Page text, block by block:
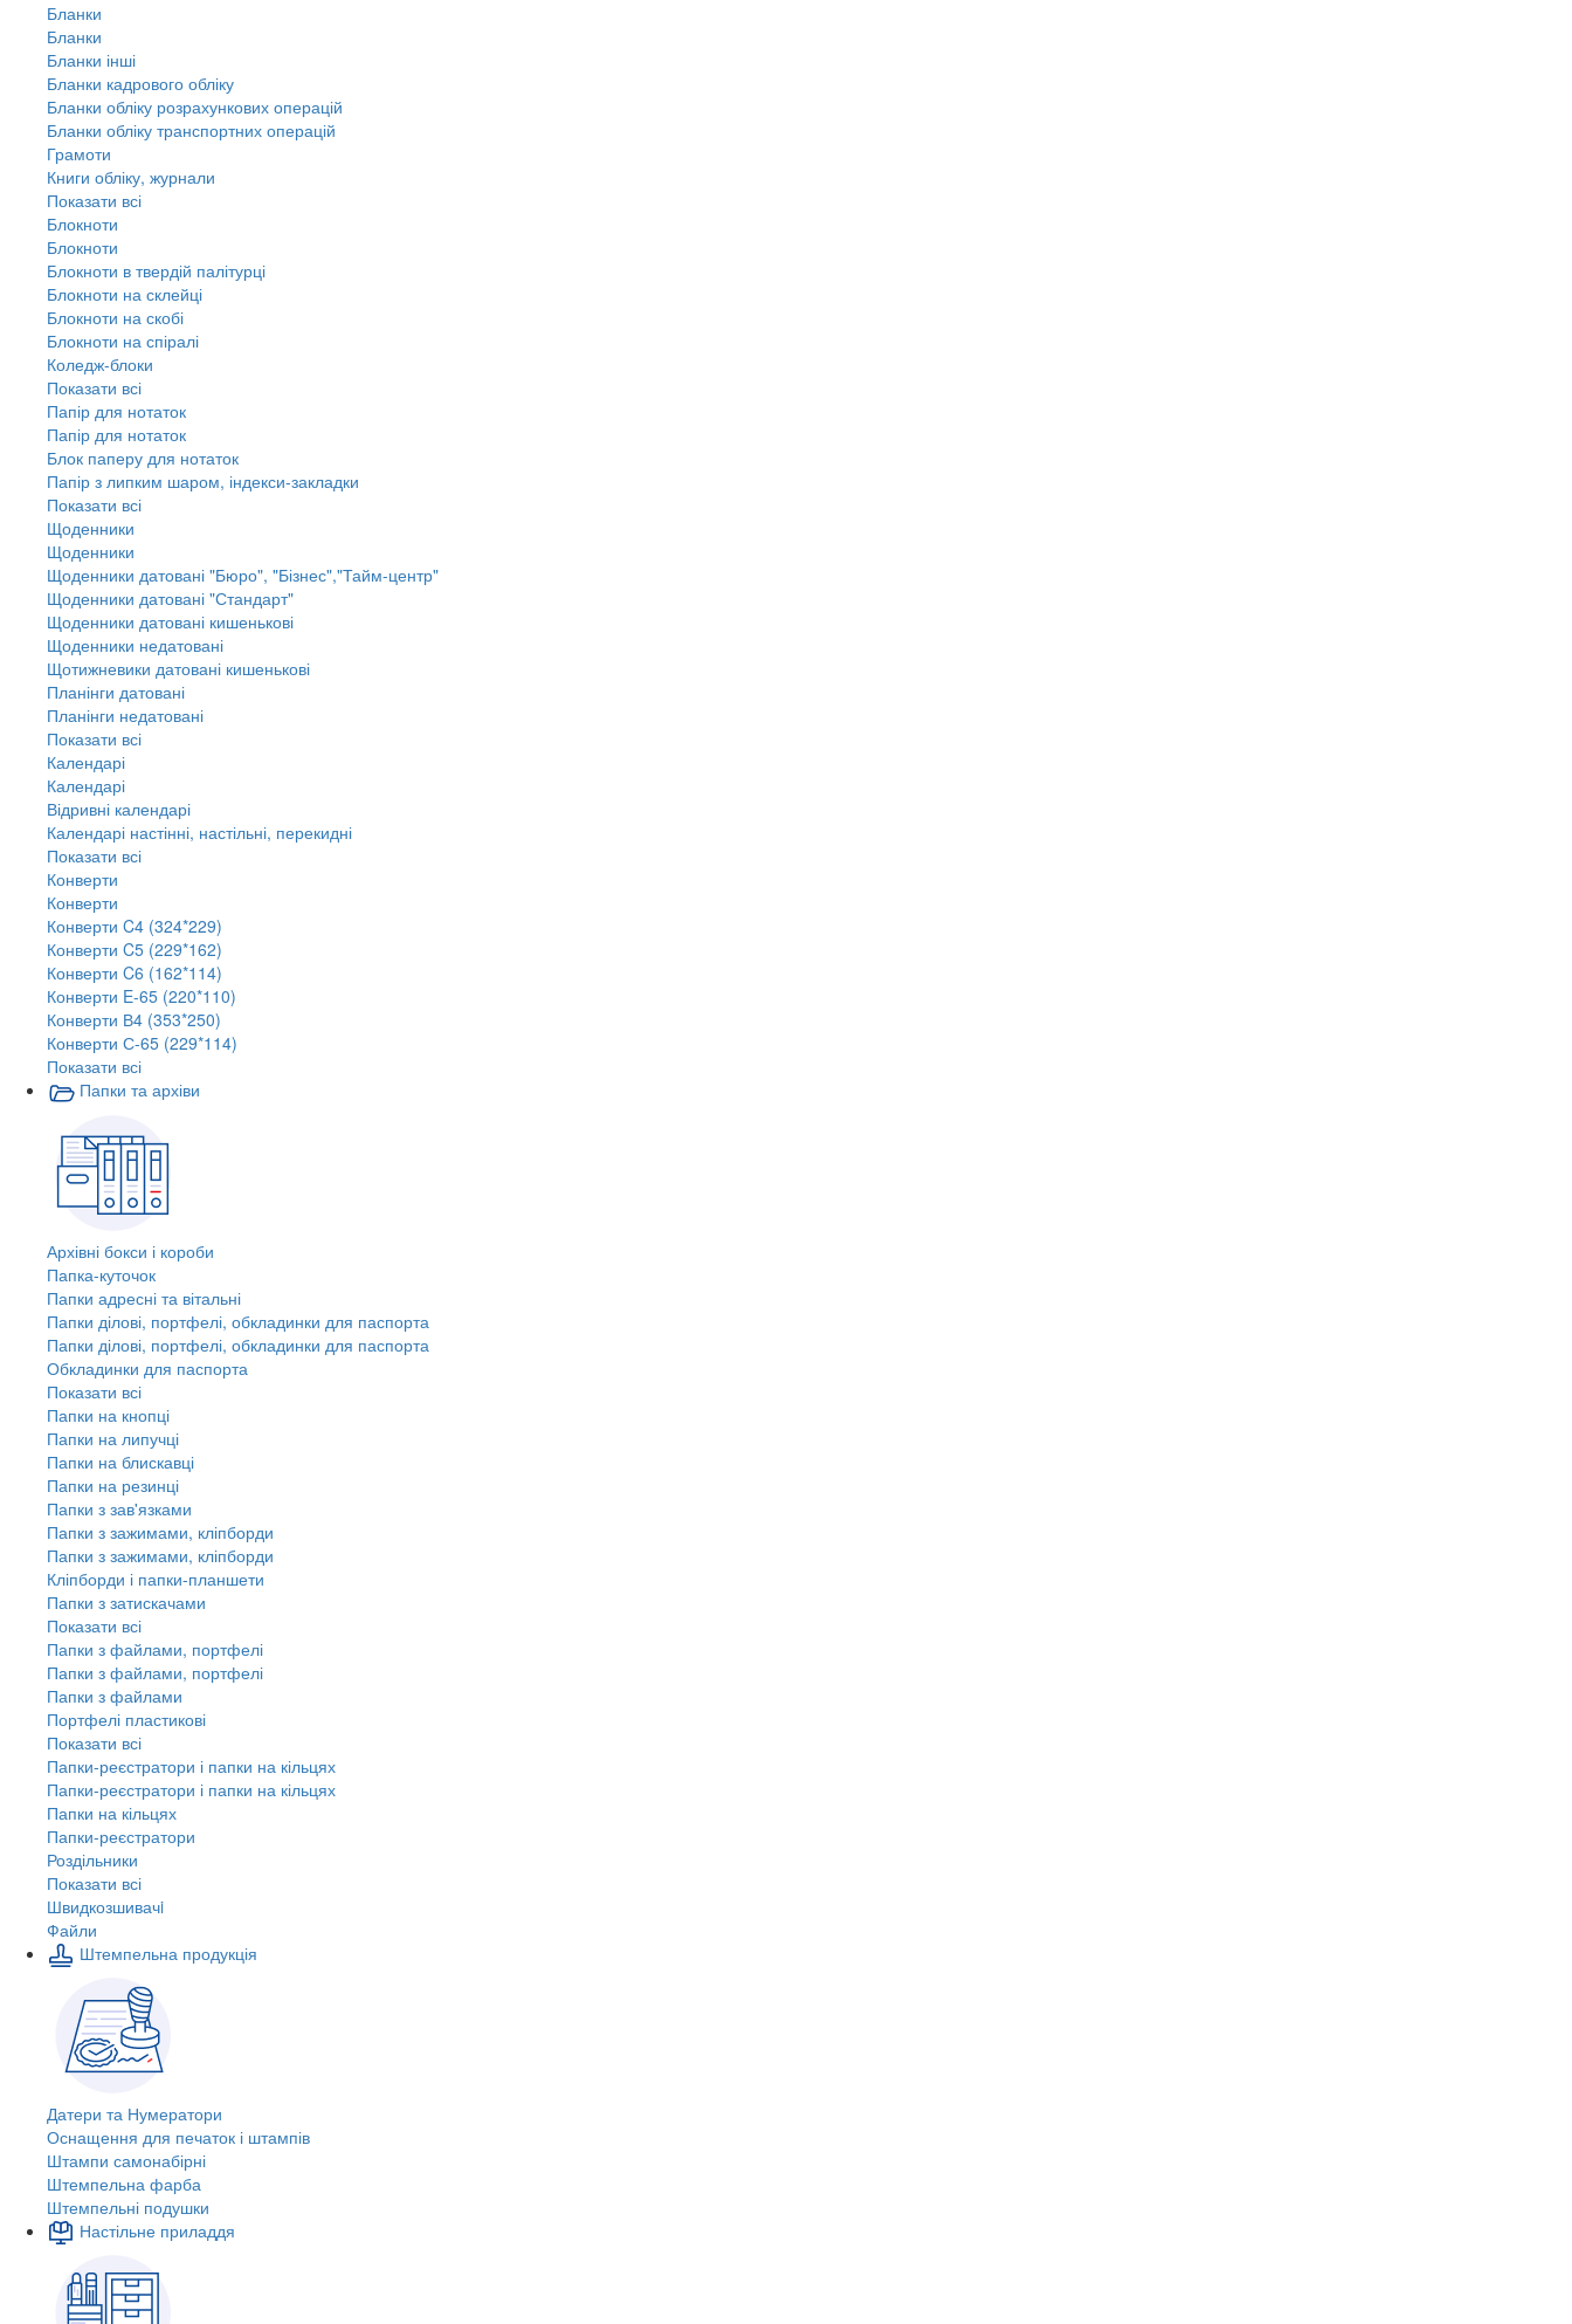
Бланки
Бланки
Бланки інші
Бланки кадрового обліку
Бланки обліку розрахункових операцій
Бланки обліку транспортних операцій
Грамоти
Книги обліку, журнали
Показати всі
Блокноти
Блокноти
Блокноти в твердій палітурці
Блокноти на склейці
Блокноти на скобі
Блокноти на спіралі
Коледж-блоки
Показати всі
Папір для нотаток
Папір для нотаток
Блок паперу для нотаток
Папір з липким шаром, індекси-закладки
Показати всі
Щоденники
Щоденники
Щоденники датовані "Бюро", "Бізнес","Тайм-центр"
Щоденники датовані "Стандарт"
Щоденники датовані кишенькові
Щоденники недатовані
Щотижневики датовані кишенькові
Планінги датовані
Планінги недатовані
Показати всі
Календарі
Календарі
Відривні календарі
Календарі настінні, настільні, перекидні
Показати всі
Конверти
Конверти
Конверти C4 (324*229)
Конверти C5 (229*162)
Конверти C6 (162*114)
Конверти E-65 (220*110)
Конверти В4 (353*250)
Конверти С-65 (229*114)
Показати всі
Папки та архіви
Архівні бокси і короби
Папка-куточок
Папки адресні та вітальні
Папки ділові, портфелі, обкладинки для паспорта
Папки ділові, портфелі, обкладинки для паспорта
Обкладинки для паспорта
Показати всі
Папки на кнопці
Папки на липучці
Папки на блискавці
Папки на резинці
Папки з зав'язками
Папки з зажимами, кліпборди
Папки з зажимами, кліпборди
Кліпборди і папки-планшети
Папки з затискачами
Показати всі
Папки з файлами, портфелі
Папки з файлами, портфелі
Папки з файлами
Портфелі пластикові
Показати всі
Папки-реєстратори і папки на кільцях
Папки-реєстратори і папки на кільцях
Папки на кільцях
Папки-реєстратори
Роздільники
Показати всі
Швидкозшивачi
Файли
Штемпельна продукція
Датери та Нумератори
Оснащення для печаток і штампів
Штампи самонабірні
Штемпельна фарба
Штемпельні подушки
Настільне приладдя